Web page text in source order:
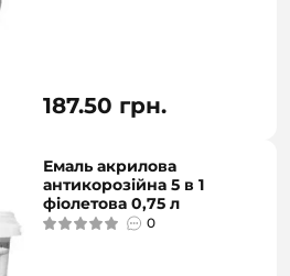
187.50 грн.
Емаль акрилова
антикорозійна 5 в 1
фіолетова 0,75 л
0